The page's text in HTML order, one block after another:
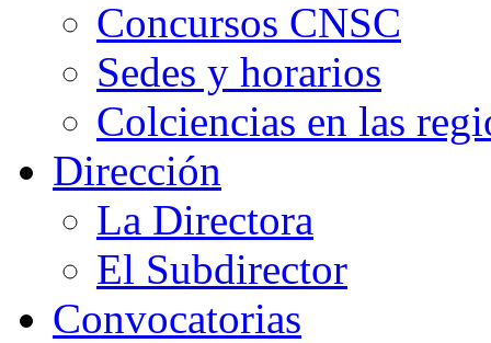
Concursos CNSC
Sedes y horarios
Colciencias en las
Dirección
La Directora
El Subdirector
Convocatorias